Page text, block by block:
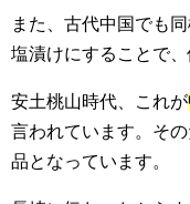
また、古代中国でも
塩漬けにすることで
安土桃山時代、これが
言われています。そ
品となっています。